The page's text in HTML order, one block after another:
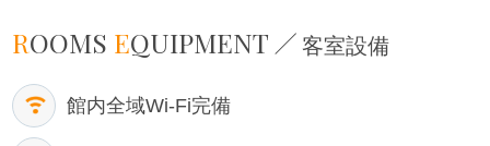
ROOMS EQUIPMENT 客室設備
館内全域Wi-Fi完備